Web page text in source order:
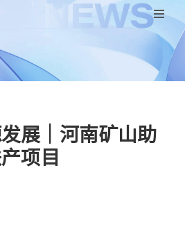
展｜河南矿山助
项目